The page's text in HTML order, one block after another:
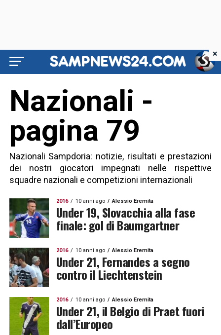
Nazionali -
pagina 79
Nazionali Sampdoria: notizie, risultati e prestazioni
dei nostri giocatori impegnati nelle rispettive
squadre nazionali e competizioni internazionali
2016 10 anni ago Alessio Eremita
Under 19, Slovacchia alla fase
finale: gol di Baumgartner
2016 10 anni ago Alessio Eremita
Under 21, Fernandes a segno
contro il Liechtenstein
2016 10 anni ago Alessio Eremita
Under 21, il Belgio di Praet fuori
dall’Europeo
×